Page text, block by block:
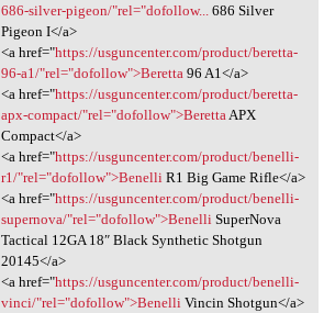
686-silver-pigeon/"rel="dofollow...686 Silver
Pigeon I</a>
<a href="https://usguncenter.com/product/beretta-
96-a1/"rel="dofollow">Beretta96 A1</a>
<a href="https://usguncenter.com/product/beretta-
apx-compact/"rel="dofollow">BerettaAPX
Compact</a>
<a href="https://usguncenter.com/product/benelli-
r1/"rel="dofollow">BenelliR1 Big Game Rifle</a>
<a href="https://usguncenter.com/product/benelli-
supernova/"rel="dofollow">BenelliSuperNova
Tactical 12GA 18″ Black Synthetic Shotgun
20145</a>
<a href="https://usguncenter.com/product/benelli-
vinci/"rel="dofollow">BenelliVincin Shotgun</a>